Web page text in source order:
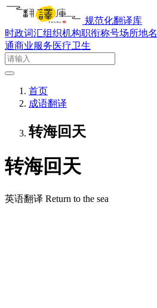
规范化翻译库
时政词汇组织机构职衔称号场所地名
通商业服务医疗卫生
首页
成语翻译
转海回天
转海回天
英语翻译 Return to the sea